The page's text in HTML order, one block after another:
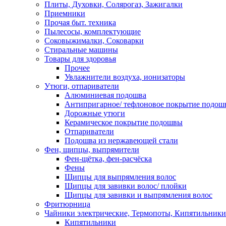
Плиты, Духовки, Солярогаз, Зажигалки
Приемники
Прочая быт. техника
Пылесосы, комплектующие
Соковыжималки, Соковарки
Стиральные машины
Товары для здоровья
Прочее
Увлажнители воздуха, ионизаторы
Утюги, отпариватели
Алюминиевая подошва
Антипригарное/ тефлоновое покрытие
Дорожные утюги
Керамическое покрытие подошвы
Отпариватели
Подошва из нержавеющей стали
Фен, щипцы, выпрямители
Фен-щётка, фен-расчёска
Фены
Щипцы для выпрямления волос
Щипцы для завивки волос/ плойки
Щипцы для завивки и выпрямления волос
Фритюрница
Чайники электрические, Термопоты, Кипятильники
Кипятильники